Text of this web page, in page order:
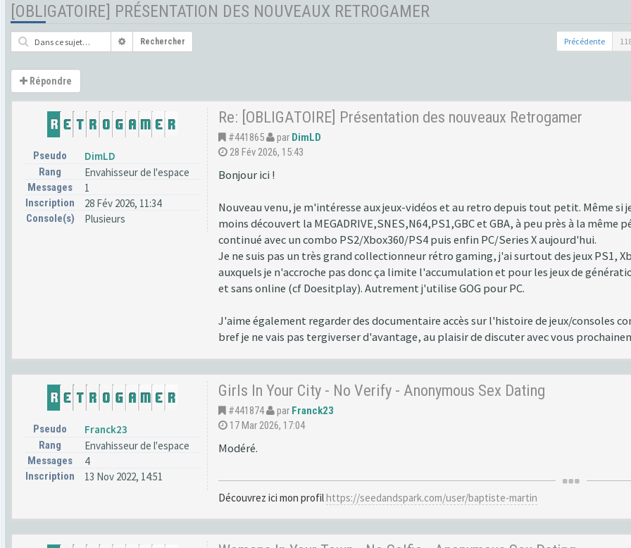
[OBLIGATOIRE] PRÉSENTATION DES NOUVEAUX RETROGAMER
Précédente
Rechercher
Répondre
Pseudo DimLD
Rang Envahisseur de l'espace
Messages 1
Inscription 28 Fév 2026, 11:34
Console(s) Plusieurs
Re: [OBLIGATOIRE] Présentation des nouveaux Retrogamer
#441865 par DimLD
28 Fév 2026, 15:43
Bonjour ici !
Nouveau venu, je m'intéresse aux jeux-vidéos et au retro depuis tout petit. Même si
moins découvert la MEGADRIVE,SNES,N64,PS1,GBC et GBA, à peu près à la
continué avec un combo PS2/Xbox360/PS4 puis enfin PC/Series X aujourd'hui.
Je ne suis pas un très grand collectionneur rétro gaming, j'ai surtout des jeux PS1,
auxquels je n'accroche pas donc ça limite l'accumulation et pour les jeux de
et sans online (cf Doesitplay). Autrement j'utilise GOG pour PC.
J'aime également regarder des documentaire accès sur l'histoire de jeux/consoles
bref je ne vais pas tergiverser d'avantage, au plaisir de discuter avec vous
Pseudo Franck23
Rang Envahisseur de l'espace
Messages 4
Inscription 13 Nov 2022, 14:51
Girls In Your City - No Verify - Anonymous Sex Dating
#441874 par Franck23
17 Mar 2026, 17:04
Modéré.
Découvrez ici mon profilhttps://seedandspark.com/user/baptiste-martin